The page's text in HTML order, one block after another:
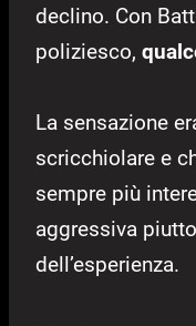
declino. Con
poliziesco,
La sensazione
scricchiolare e
sempre più
aggressiva
dell’esperienza.